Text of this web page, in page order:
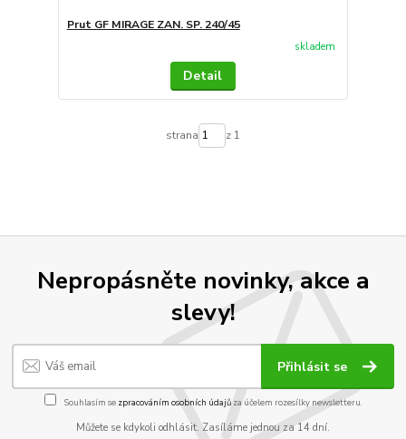
Prut GF MIRAGE ZAN. SP. 240/45
skladem
Detail
strana z 1
Nepropásněte novinky, akce a
slevy!
Přihlásit se
Souhlasím se zpracováním osobních údajůza účelem rozesílky newsletteru.
Můžete se kdykoli odhlásit. Zasíláme jednou za 14 dní.